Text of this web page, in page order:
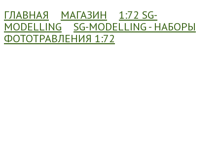
ГЛАВНАЯ
МАГАЗИН
1:72 SG-
MODELLING
SG-MODELLING - НАБОРЫ
ФОТОТРАВЛЕНИЯ 1:72